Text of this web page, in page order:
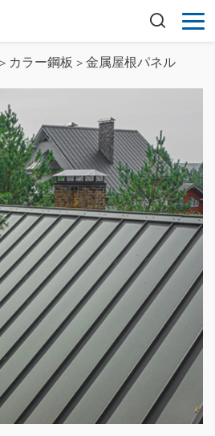
> カラー鋼板 > 金属屋根パネル